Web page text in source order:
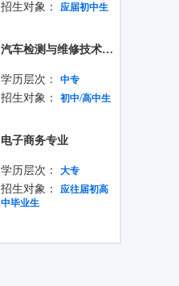
招生对象： 应届初中生
汽车检测与维修技术专业
学历层次： 中专
招生对象： 初中/高中生
电子商务专业
学历层次： 大专
招生对象： 应往届初高
中毕业生